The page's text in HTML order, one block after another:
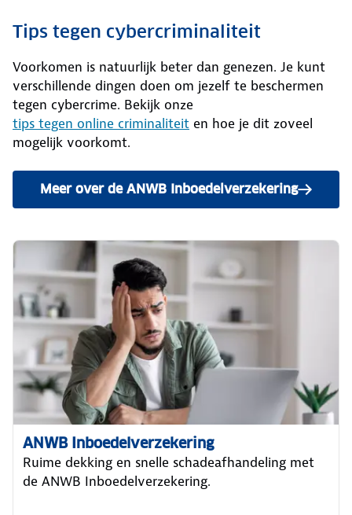
Tips tegen cybercriminaliteit
Voorkomen is natuurlijk beter dan genezen. Je kunt
verschillende dingen doen om jezelf te beschermen
tegen cybercrime. Bekijk onze
tips tegen online criminaliteit en hoe je dit zoveel
mogelijk voorkomt.
Meer over de ANWB Inboedelverzekering
lezen.
ANWB Inboedelverzekering
Ruime dekking en snelle schadeafhandeling met
de ANWB Inboedelverzekering.